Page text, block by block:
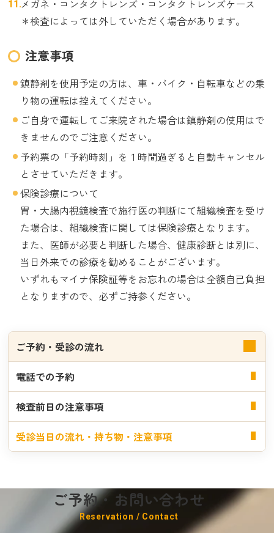
メガネ・コンタクトレンズ・コンタクトレンズケース
＊検査によっては外していただく場合があります。
注意事項
鎮静剤を使用予定の方は、車・バイク・自転車などの乗
り物の運転は控えてください。
ご自身で運転してご来院された場合は鎮静剤の使用はで
きませんのでご注意ください。
予約票の「予約時刻」を１時間過ぎると自動キャンセル
とさせていただきます。
保険診療について
胃・大腸内視鏡検査で施行医の判断にて組織検査を受け
た場合は、組織検査に関しては保険診療となります。
また、医師が必要と判断した場合、健康診断とは別に、
当日外来での診療を勧めることがございます。
いずれもマイナ保険証等をお忘れの場合は全額自己負担
となりますので、必ずご持参ください。
ご予約・受診の流れ
電話での予約
検査前日の注意事項
受診当日の流れ・持ち物・注意事項
ご予約・お問い合わせ